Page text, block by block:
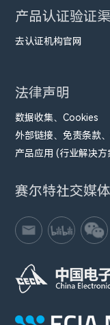
产品认证验证渠
去认证机构官网
法律声明
数据收集、Cookies
外部链接、免责条款
产品应用 (行业解决方
赛尔特社交媒体